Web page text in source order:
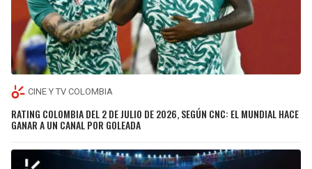
CINE Y TV COLOMBIA
RATING COLOMBIA DEL 2 DE JULIO DE 2026, SEGÚN CNC: EL MUNDIAL HACE
GANAR A UN CANAL POR GOLEADA